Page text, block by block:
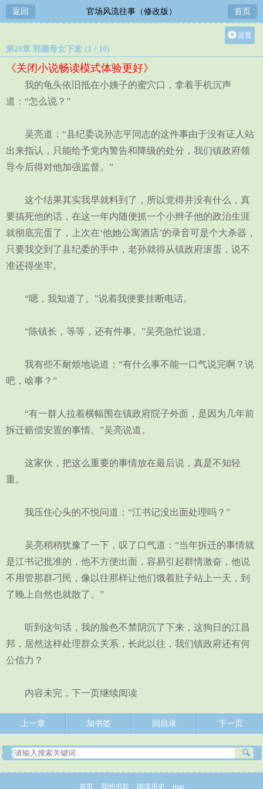
返回 官场风流往事（修改版） 首页
设置
中
第20章 郭颜母女下套 (1 / 10)
《关闭小说畅读模式体验更好》
我的龟头依旧抵在小姨子的蜜穴口，拿着手机沉声
道：“怎么说？”
吴亮道：“县纪委说孙志平同志的这件事由于没有证人站
出来指认，只能给予党内警告和降级的处分，我们镇政府领
导今后得对他加强监督。”
这个结果其实我早就料到了，所以觉得并没有什么，真
要搞死他的话，在这一年内随便抓一个小辫子他的政治生涯
就彻底完蛋了，上次在‘他她公寓酒店’的录音可是个大杀器，
只要我交到了县纪委的手中，老孙就得从镇政府滚蛋，说不
准还得坐牢。
“嗯，我知道了。”说着我便要挂断电话。
“陈镇长，等等，还有件事。”吴亮急忙说道。
我有些不耐烦地说道；“有什么事不能一口气说完啊？说
吧，啥事？”
“有一群人拉着横幅围在镇政府院子外面，是因为几年前
拆迁赔偿安置的事情。”吴亮说道。
这家伙，把这么重要的事情放在最后说，真是不知轻
重。
我压住心头的不悦问道：“江书记没出面处理吗？”
吴亮稍稍犹豫了一下，叹了口气道：“当年拆迁的事情就
是江书记批准的，他不方便出面，容易引起群情激奋，他说
不用管那群刁民，像以往那样让他们饿着肚子站上一天，到
了晚上自然也就散了。”
听到这句话，我的脸色不禁阴沉了下来，这狗日的江昌
邦，居然这样处理群众关系，长此以往，我们镇政府还有何
公信力？
内容未完，下一页继续阅读
上一章 加书签 回目录 下一页
首页 我的书架 阅读历史 map